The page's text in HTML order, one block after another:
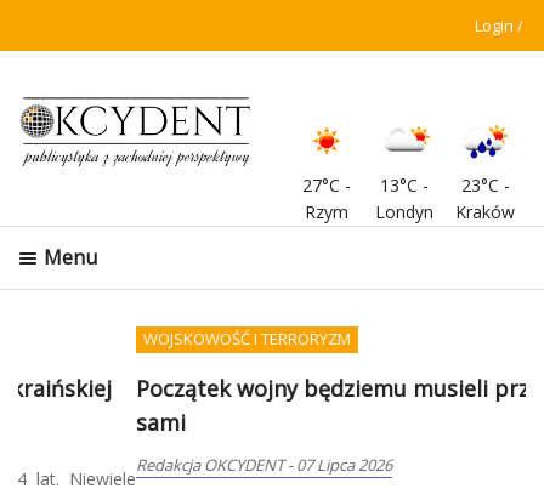
Login
27°C -
Rzym
13°C -
Londyn
23°C -
Kraków
Menu
WOJSKOWOŚĆ I TERRORYZM
Początek wojny będziemu musieli przetrwać
Redakcja OKCYDENT-07 Lipca 2026